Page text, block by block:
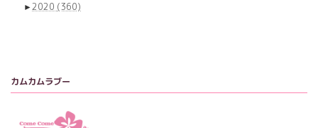
►2020 (360)
カムカムラブー